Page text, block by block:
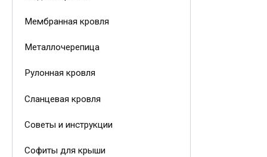
Мембранная кровля
Металлочерепица
Рулонная кровля
Сланцевая кровля
Советы и инструкции
Софиты для крыши